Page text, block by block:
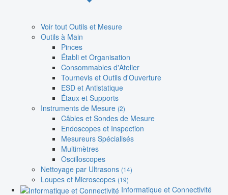
Voir tout Outils et Mesure
Outils à Main
Pinces
Établi et Organisation
Consommables d'Atelier
Tournevis et Outils d'Ouverture
ESD et Antistatique
Étaux et Supports
Instruments de Mesure (2)
Câbles et Sondes de Mesure
Endoscopes et Inspection
Mesureurs Spécialisés
Multimètres
Oscilloscopes
Nettoyage par Ultrasons (14)
Loupes et Microscopes (19)
Informatique et Connectivité